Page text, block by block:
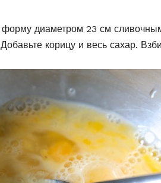
форму диаметром 23 см
корицу и весь сахар.